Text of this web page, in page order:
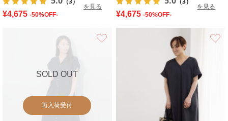
を見る
¥4,675 -50%OFF-
を見る
¥4,675 -50%OFF-
SOLD OUT
再入荷受付